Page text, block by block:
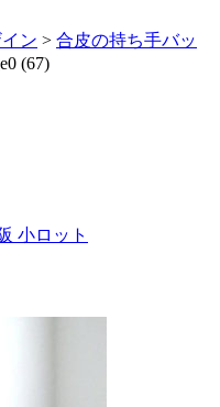
ン > 合皮の持ち手バッ
(67)
小ロット